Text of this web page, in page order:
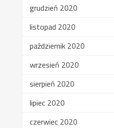
grudzień 2020
listopad 2020
październik 2020
wrzesień 2020
sierpień 2020
lipiec 2020
czerwiec 2020